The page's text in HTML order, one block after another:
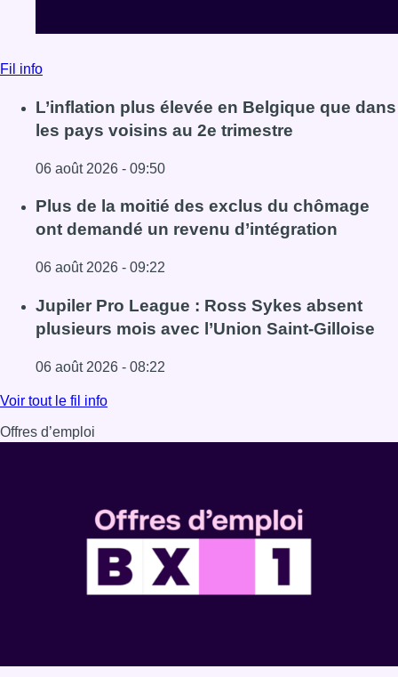
Fil info
L’inflation plus élevée en Belgique que dans
les pays voisins au 2e trimestre
06 août 2026 - 09:50
Lire l'article L’inflation plus élevée en Belgique que dans
Plus de la moitié des exclus du chômage
ont demandé un revenu d’intégration
06 août 2026 - 09:22
Lire l'article Plus de la moitié des exclus du chômage ont
Jupiler Pro League : Ross Sykes absent
plusieurs mois avec l’Union Saint-Gilloise
06 août 2026 - 08:22
Lire l'article Jupiler Pro League : Ross Sykes absent
Voir tout le fil info
Offres d’emploi